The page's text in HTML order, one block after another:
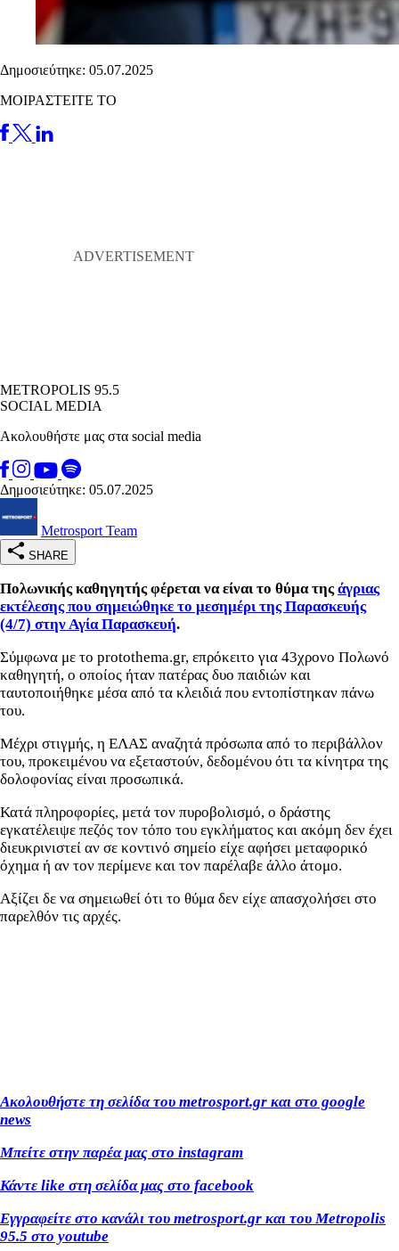
Δημοσιεύτηκε: 05.07.2025
ΜΟΙΡΑΣΤΕΙΤΕ ΤΟ
METROPOLIS 95.5
SOCIAL MEDIA
Ακολουθήστε μας στα social media
Δημοσιεύτηκε: 05.07.2025
Metrosport Team
SHARE
Πολωνικής καθηγητής φέρεται να είναι το θύμα τηςάγριας
εκτέλεσης που σημειώθηκε το μεσημέρι της Παρασκευής
(4/7) στην Αγία Παρασκευή.
Σύμφωνα με το protothema.gr, επρόκειτο για 43χρονο Πολωνό
καθηγητή, ο οποίος ήταν πατέρας δυο παιδιών και
ταυτοποιήθηκε μέσα από τα κλειδιά που εντοπίστηκαν πάνω
του.
Μέχρι στιγμής, η ΕΛΑΣ αναζητά πρόσωπα από το περιβάλλον
του, προκειμένου να εξεταστούν, δεδομένου ότι τα κίνητρα της
δολοφονίας είναι προσωπικά.
Κατά πληροφορίες, μετά τον πυροβολισμό, ο δράστης
εγκατέλειψε πεζός τον τόπο του εγκλήματος και ακόμη δεν έχει
διευκρινιστεί αν σε κοντινό σημείο είχε αφήσει μεταφορικό
όχημα ή αν τον περίμενε και τον παρέλαβε άλλο άτομο.
Αξίζει δε να σημειωθεί ότι το θύμα δεν είχε απασχολήσει στο
παρελθόν τις αρχές.
Ακολουθήστε τη σελίδα του metrosport.gr και στο google
news
Μπείτε στην παρέα μας στο instagram
Κάντε like στη σελίδα μας στο facebook
Εγγραφείτε στο κανάλι του metrosport.gr και του Metropolis
95.5 στο youtube